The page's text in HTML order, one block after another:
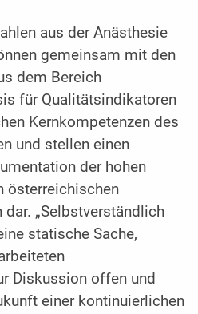
aus der Anästhesie
gemeinsam mit den
dem Bereich
für Qualitätsindikatoren
Kernkompetenzen des
und stellen einen
der hohen
österreichischen
„Selbstverständlich
statische Sache,
Diskussion offen und
einer kontinuierlichen